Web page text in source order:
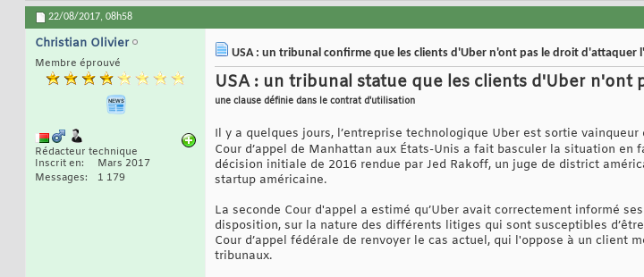
22/08/2017, 08h58
Christian Olivier
Membre éprouvé
Rédacteur technique
Inscrit en
Mars 2017
Messages
1 179
USA : un tribunal confirme que les clients d'Uber n'ont pas le droit d'attaquer
USA : un tribunal statue que les clients d'Uber
une clause définie dans le contrat d'utilisation
Il y a quelques jours, l’entreprise technologique Uber est sortie
Cour d’appel de Manhattan aux États-Unis a fait basculer la situation en
décision initiale de 2016 rendue par Jed Rakoff, un juge de district
startup américaine.
La seconde Cour d'appel a estimé qu’Uber avait correctement informé
disposition, sur la nature des différents litiges qui sont susceptibles
Cour d’appel fédérale de renvoyer le cas actuel, qui l'oppose à un client
tribunaux.